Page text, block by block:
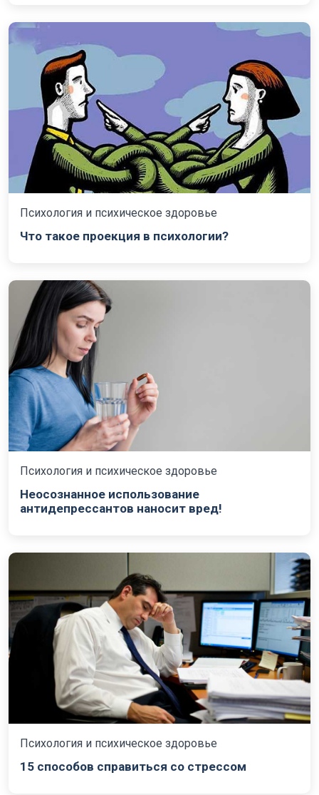
Психология и психическое здоровье
Что такое проекция в психологии?
Психология и психическое здоровье
Неосознанное использование
антидепрессантов наносит вред!
Психология и психическое здоровье
15 способов справиться со стрессом